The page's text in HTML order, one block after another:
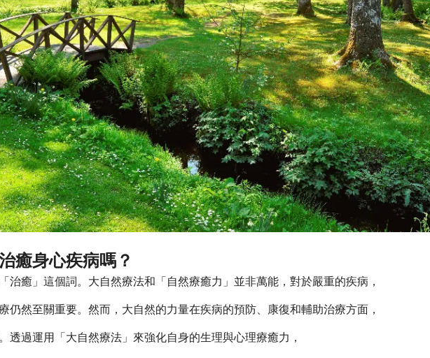
癒身心疾病嗎？
治癒」這個詞。大自然療法和「自然療癒力」並非萬能，對於嚴重的疾病，
仍然至關重要。然而，大自然的力量在疾病的預防、康復和輔助治療方面，
透過運用「大自然療法」來強化自身的生理與心理療癒力，